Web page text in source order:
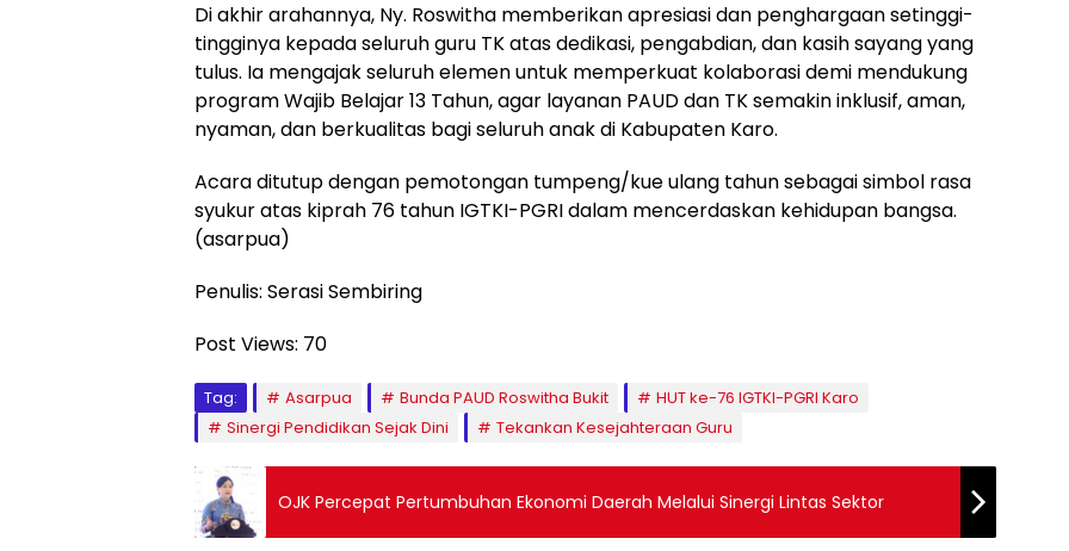
Di akhir arahannya, Ny. Roswitha memberikan apresiasi dan penghargaan setinggi-
tingginya kepada seluruh guru TK atas dedikasi, pengabdian, dan kasih sayang yang
tulus. Ia mengajak seluruh elemen untuk memperkuat kolaborasi demi mendukung
program Wajib Belajar 13 Tahun, agar layanan PAUD dan TK semakin inklusif, aman,
nyaman, dan berkualitas bagi seluruh anak di Kabupaten Karo.
Acara ditutup dengan pemotongan tumpeng/kue ulang tahun sebagai simbol rasa
syukur atas kiprah 76 tahun IGTKI-PGRI dalam mencerdaskan kehidupan bangsa.
(asarpua)
Penulis: Serasi Sembiring
Post Views: 70
Tag: Asarpua Bunda PAUD Roswitha Bukit
HUT ke-76 IGTKI-PGRI Karo
Sinergi Pendidikan Sejak Dini
Tekankan Kesejahteraan Guru
OJK Percepat Pertumbuhan Ekonomi Daerah Melalui Sinergi Lintas Sektor